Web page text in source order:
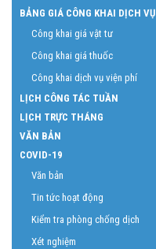
BẢNG GIÁ CÔNG KHAI DỊCH VỤ
Công khai giá vật tư
Công khai giá thuốc
Công khai dịch vụ viện phí
LỊCH CÔNG TÁC TUẦN
LỊCH TRỰC THÁNG
VĂN BẢN
COVID-19
Văn bản
Tin tức hoạt động
Kiểm tra phòng chống dịch
Xét nghiệm